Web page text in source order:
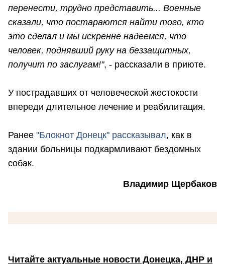
перенести, трудно представить... Военные
сказали, что постараются найти того, кто
это сделал и мы искренне надеемся, что
человек, поднявший руку на беззащитных,
получит по заслугам!", - рассказали в приюте.
У пострадавших от человеческой жестокости
впереди длительное лечение и реабилитация.
Ранее "Блокнот Донецк" рассказывал, как в
здании больницы подкармливают бездомных
собак.
Владимир Щербаков
Читайте актуальные новости Донецка, ДНР и